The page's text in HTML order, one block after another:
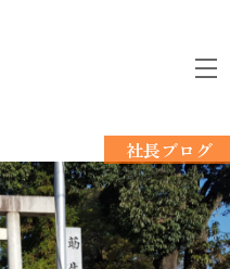
社長ブログ